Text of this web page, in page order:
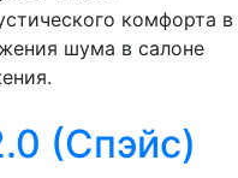
комфорта в
шума в салоне
(Спэйс)